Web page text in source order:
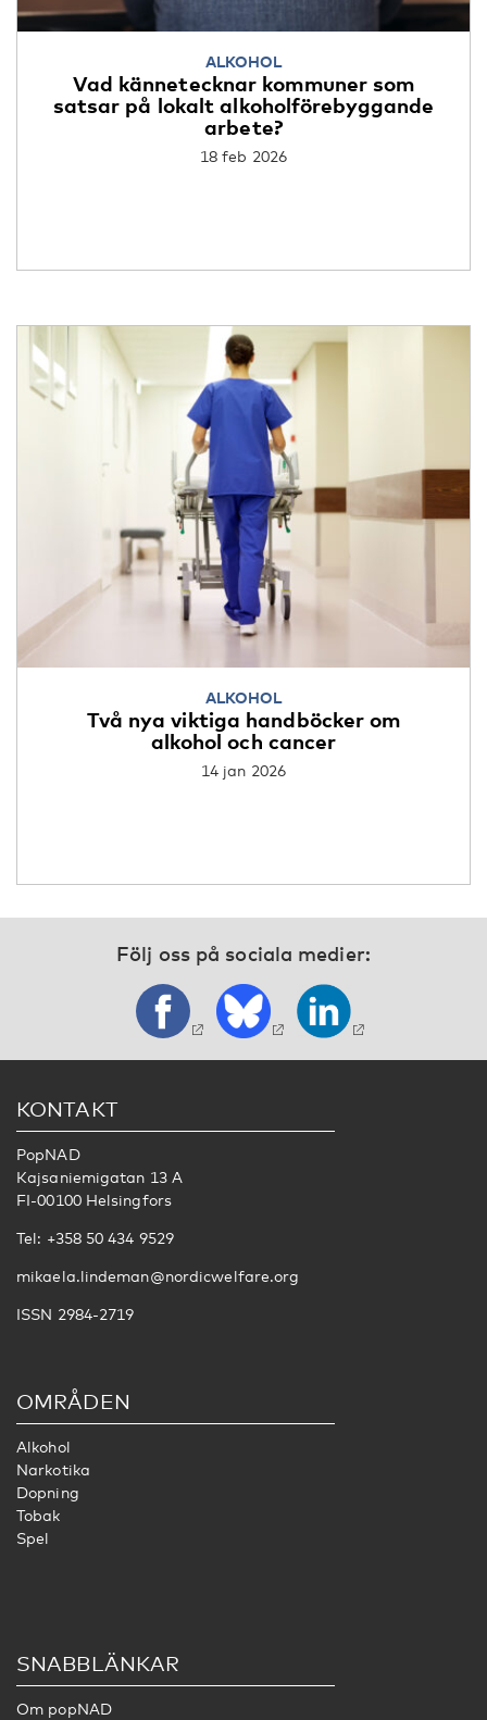
ALKOHOL
Vad kännetecknar kommuner som
satsar på lokalt alkoholförebyggande
arbete?
18 feb 2026
ALKOHOL
Två nya viktiga handböcker om
alkohol och cancer
14 jan 2026
Följ oss på sociala medier:
KONTAKT
PopNAD
Kajsaniemigatan 13 A
FI-00100 Helsingfors
Tel: +358 50 434 9529
mikaela.lindeman@nordicwelfare.org
ISSN 2984-2719
OMRÅDEN
Alkohol
Narkotika
Dopning
Tobak
Spel
SNABBLÄNKAR
Om popNAD